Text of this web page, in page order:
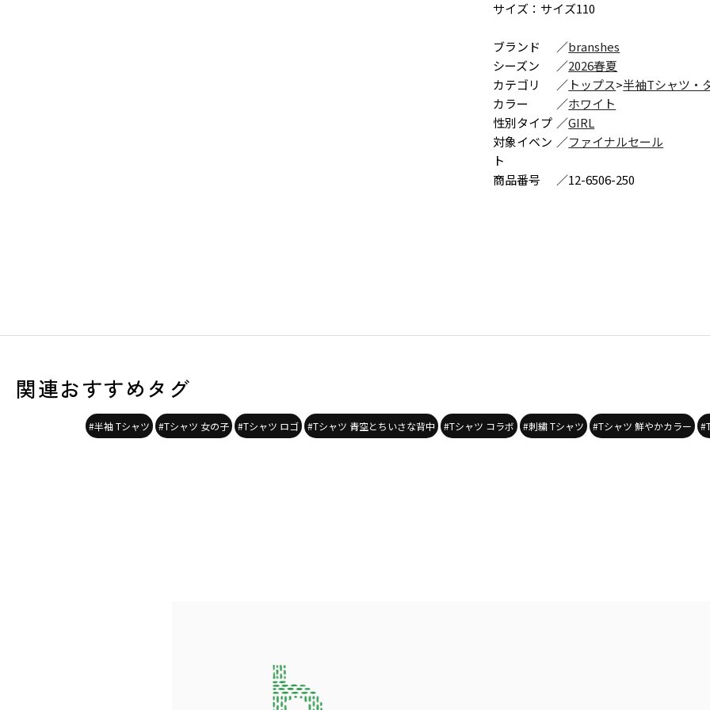
サイズ：サイズ110
ブランド ／branshes
シーズン
／2026春夏
カテゴリ
／ トップス>半袖Tシャツ・
カラー
／ホワイト
性別タイプ ／GIRL
対象イベン
ト
／ファイナルセール
商品番号 ／12-6506-250
関連おすすめタグ
#半袖 Tシャツ #Tシャツ 女の子 #Tシャツ ロゴ #Tシャツ 青空とちいさな背中 #Tシャツ コラボ #刺繍 Tシャツ #Tシャツ 鮮やかカラー